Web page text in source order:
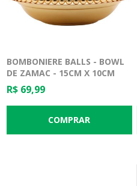
BOMBONIERE BALLS - BOWL
DE ZAMAC - 15CM X 10CM
R$ 69,99